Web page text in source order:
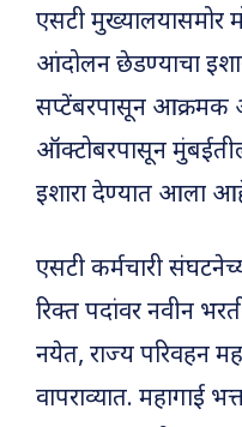
एसटी मुख्यालयासमोर
आंदोलन छेडण्याचा
सप्टेंबरपासून आक्रमक
ऑक्टोबरपासून
इशारा देण्यात आला
एसटी कर्मचारी
रिक्त पदांवर नवीन
नयेत, राज्य परिवहन
वापराव्यात. महागाई